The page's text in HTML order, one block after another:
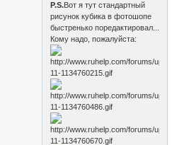
P.S.Вот я тут стандартный
рисунок кубика в фотошопе
быстренько поредактировал...
Кому надо, пожалуйста: